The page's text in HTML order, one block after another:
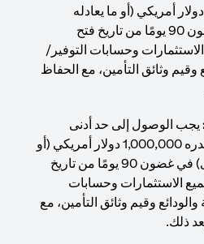
الحساب قدره 200,000 دولار أمريكي (أو ما يعادله
بالعملات الأخرى) في غضون 90 يومًا من تاريخ فتح
وحسابات التوفير/
وقيم وثائق التأمين، مع الحفاظ
يجب الوصول إلى حد أدنى
إجمالي لرصيد الحساب قدره 1,000,000 دولار أمريكي (أو
ما يعادله بالعملات الأخرى) في غضون 90 يومًا من تاريخ
الاستثمارات وحسابات
وقيم وثائق التأمين، مع
ذلك.